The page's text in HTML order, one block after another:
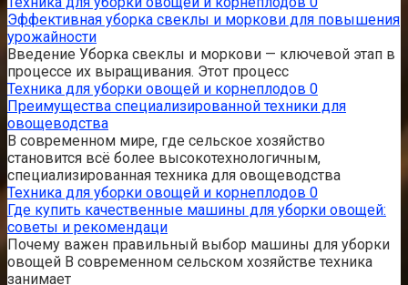
Эффективная уборка свеклы и моркови для повышения
урожайности
Введение Уборка свеклы и моркови — ключевой этап в
процессе их выращивания. Этот процесс
Техника для уборки овощей и корнеплодов 0
Преимущества специализированной техники для
овощеводства
В современном мире, где сельское хозяйство
становится всё более высокотехнологичным,
специализированная техника для овощеводства
Техника для уборки овощей и корнеплодов 0
Где купить качественные машины для уборки овощей:
советы и рекомендаци
Почему важен правильный выбор машины для уборки
овощей В современном сельском хозяйстве техника
занимает